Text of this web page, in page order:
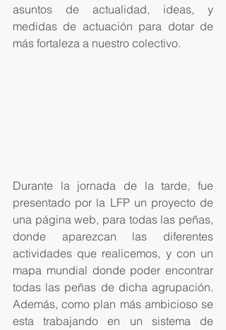
asuntos de actualidad, ideas, y
medidas de actuación para dotar de
más fortaleza a nuestro colectivo.
Durante la jornada de la tarde, fue
presentado por la LFP un proyecto de
una página web, para todas las peñas,
donde aparezcan las diferentes
actividades que realicemos, y con un
mapa mundial donde poder encontrar
todas las peñas de dicha agrupación.
Además, como plan más ambicioso se
esta trabajando en un sistema de